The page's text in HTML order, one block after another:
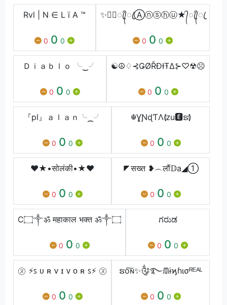
Rvl | N ∈ L ї A ™
0 0 0
✨★᭄ꦿ᭄ꦿⒶⓝⓢⓗⓤ★᭄ꦿ᭄ꦿ
0 0 0
Ｄｉａｂｌｏ ╰‿╯
0 0 0
☯☮♢⊰ǤØŘĐƗŦΔ⊱♡☢☹
0 0 0
『pl』ａｌａｎ╰⁔╯
0 0 0
☬ƔƝɖƬΛ⦉ᴢu🅴ຮ⦊
0 0 0
♥★•सोलंकी•★♥
0 0 0
◤सख्त ❥︵लौं𝔻a◢①
0 0 0
C۝༒ॐ महाकाल भक्त ॐ༒۝
0 0 0
ಗರುಡ
0 0 0
㋦ ⚡ꜱ ᴜ ʀ ᴠ ɪ ᴠ ᴏ ʀ ꜱ⚡ ㋦
0 0 0
ຮо͠ɴ✨༂࿐ᙢɨϗɦισᴿᴱᴬᴸ
0 0 0